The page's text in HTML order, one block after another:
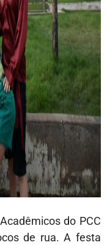
do PCC
de rua. A festa